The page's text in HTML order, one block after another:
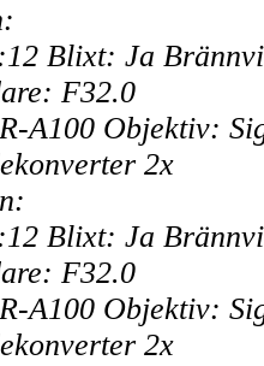
Blixt: Ja
F32.0
A100 Objektiv:
2x
Blixt: Ja
F32.0
A100 Objektiv:
2x